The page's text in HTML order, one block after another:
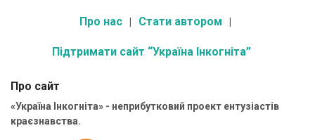
Про нас Стати автором
Підтримати сайт “Україна Інкогніта”
Про сайт
«Україна Інкогніта» - неприбутковий проект ентузіастів
краєзнавства.